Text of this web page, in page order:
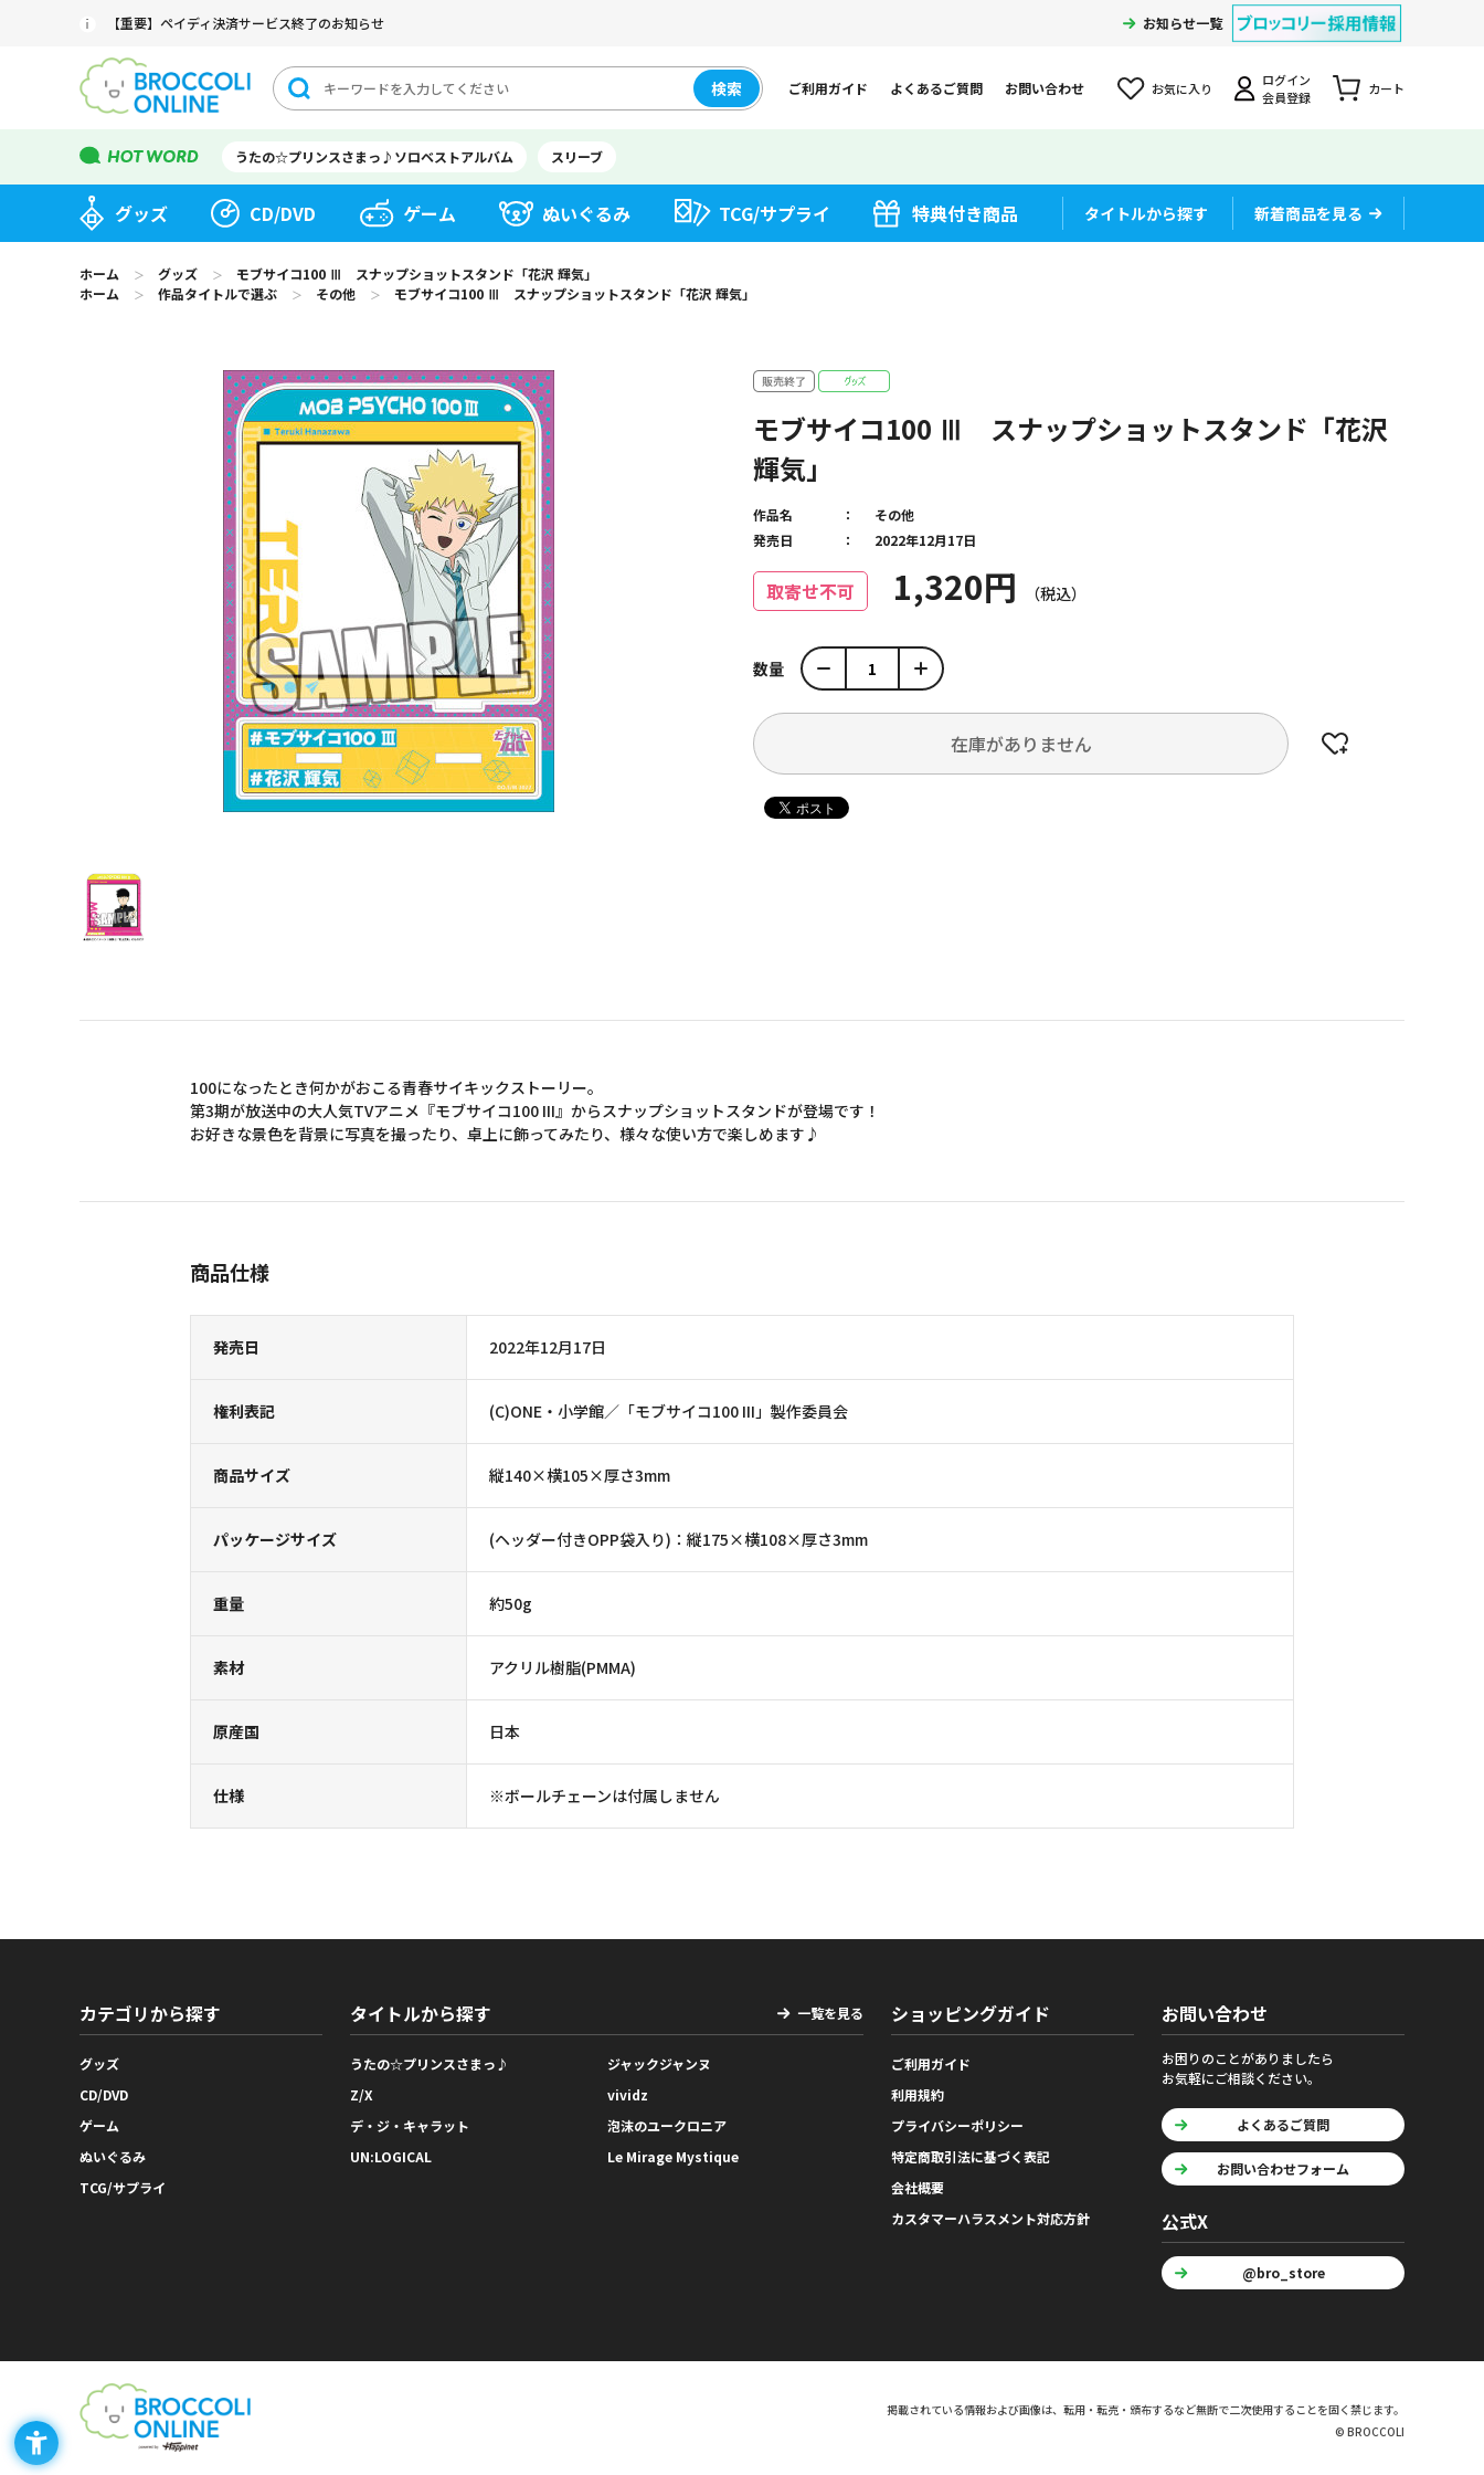
【重要】ペイディ決済サービス終了のお知らせ お知らせ一覧
検索 ご利用ガイド よくあるご質問 お問い合わせ お気に入り
ログイン
会員登録
カート
うたの☆プリンスさまっ♪ソロベストアルバム スリーブ
グッズ CD/DVD ゲーム ぬいぐるみ TCG/サプライ 特典付き商品 タイトルから探す 新着商品を見る
ホーム ＞ グッズ ＞
モブサイコ100 Ⅲ スナップショットスタンド「花沢 輝気」
ホーム
＞ 作品タイトルで選ぶ ＞ その他 ＞ モブサイコ100 Ⅲ スナップショットスタンド「花沢 輝気」
モブサイコ100 Ⅲ スナップショットスタンド「花沢
輝気」
取寄せ不可 1,320円
作品名
その他
発売日
2022年12月17日
数量
在庫がありません
100になったとき何かがおこる青春サイキックストーリー。
第3期が放送中の大人気TVアニメ『モブサイコ100 III』からスナップショットスタンドが登場です！
お好きな景色を背景に写真を撮ったり、卓上に飾ってみたり、様々な使い方で楽しめます♪
商品仕様
発売日 2022年12月17日
権利表記 (C)ONE・小学館／「モブサイコ100 III」製作委員会
商品サイズ 縦140×横105×厚さ3mm
パッケージサイズ (ヘッダー付きOPP袋入り)：縦175×横108×厚さ3mm
重量 約50g
素材 アクリル樹脂(PMMA)
原産国 日本
仕様 ※ボールチェーンは付属しません
カテゴリから探す
グッズ
CD/DVD
ゲーム
ぬいぐるみ
TCG/サプライ
タイトルから探す 一覧を見る
うたの☆プリンスさまっ♪
ジャックジャンヌ
Z/X
vividz
デ・ジ・キャラット
泡沫のユークロニア
UN:LOGICAL
Le Mirage Mystique
ショッピングガイド
ご利用ガイド
利用規約
プライバシーポリシー
特定商取引法に基づく表記
会社概要
カスタマーハラスメント対応方針
お問い合わせ
お困りのことがありましたら
お気軽にご相談ください。
よくあるご質問
お問い合わせフォーム
公式X
@bro_store
掲載されている情報および画像は、転用・転売・頒布するなど無断で二次使用することを固く禁じます。
© BROCCOLI